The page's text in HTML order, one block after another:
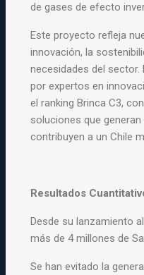
de gases de efecto
Este proyecto refleja
innovación, la
necesidades del sector.
por expertos en
el ranking Brinca C3,
soluciones que
contribuyen a un Chile
Resultados
Desde su lanzamiento
más de 4 millones de
Se han evitado la